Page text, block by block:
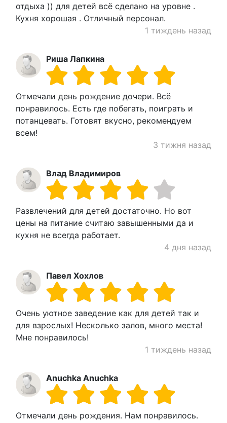
отдыха )) для детей всё сделано на уровне .
Кухня хорошая . Отличный персонал.
1 тиждень назад
Риша Лапкина
Отмечали день рождение дочери. Всё
понравилось. Есть где побегать, поиграть и
потанцевать. Готовят вкусно, рекомендуем
всем!
3 тижня назад
Влад Владимиров
Развлечений для детей достаточно. Но вот
цены на питание считаю завышенными да и
кухня не всегда работает.
4 дня назад
Павел Хохлов
Очень уютное заведение как для детей так и
для взрослых! Несколько залов, много места!
Мне понравилось!
1 тиждень назад
Anuchka Anuchka
Отмечали день рождения. Нам понравилось.